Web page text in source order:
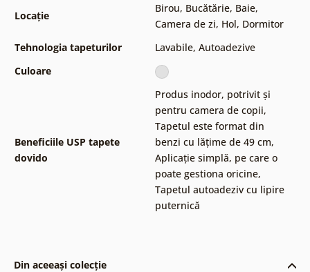
Locație
Birou, Bucătărie, Baie,
Camera de zi, Hol, Dormitor
Tehnologia tapeturilor
Lavabile, Autoadezive
Culoare
Beneficiile USP tapete
dovido
Produs inodor, potrivit și
pentru camera de copii,
Tapetul este format din
benzi cu lățime de 49 cm,
Aplicație simplă, pe care o
poate gestiona oricine,
Tapetul autoadeziv cu lipire
puternică
Din aceeași colecție